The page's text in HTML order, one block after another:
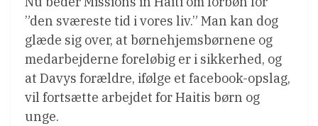
”den sværeste tid i vores liv.” Man kan dog
glæde sig over, at børnehjemsbørnene og
medarbejderne foreløbig er i sikkerhed, og
at Davys forældre, ifølge et facebook-opslag,
vil fortsætte arbejdet for Haitis børn og
unge.